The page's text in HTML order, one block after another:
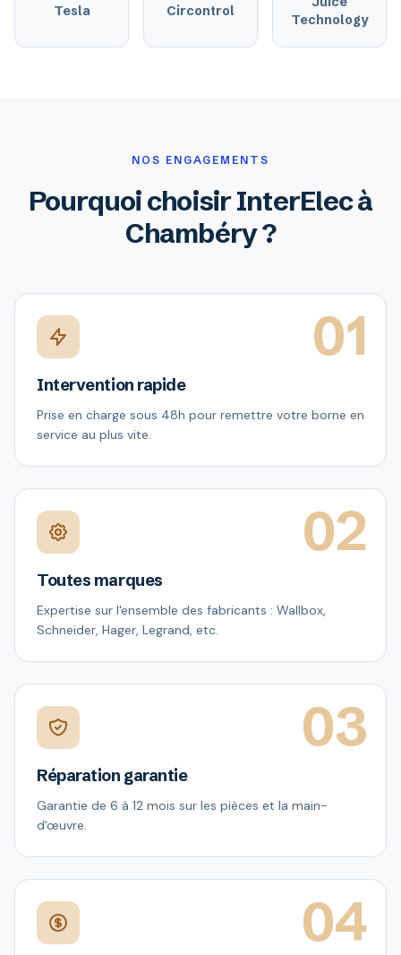
Tesla Circontrol
Technology
NOS ENGAGEMENTS
Pourquoi choisir InterElec à
Chambéry ?
01
Intervention rapide
Prise en charge sous 48h pour remettre votre borne en
service au plus vite.
02
Toutes marques
Expertise sur l'ensemble des fabricants : Wallbox,
Schneider, Hager, Legrand, etc.
03
Réparation garantie
Garantie de 6 à 12 mois sur les pièces et la main-
d'œuvre.
04